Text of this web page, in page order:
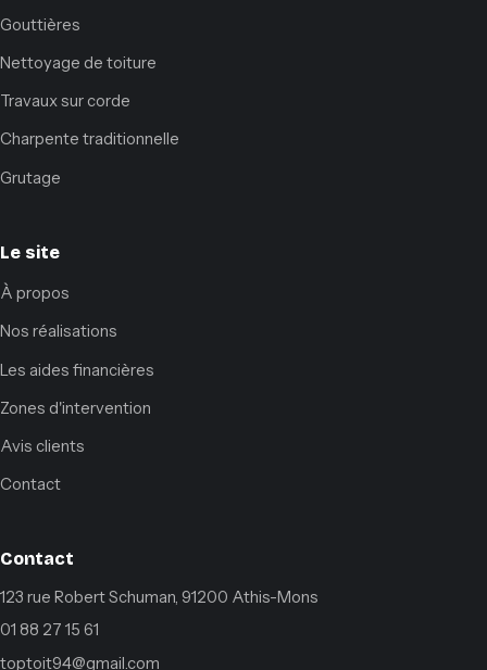
Gouttières
Nettoyage de toiture
Travaux sur corde
Charpente traditionnelle
Grutage
Le site
À propos
Nos réalisations
Les aides financières
Zones d'intervention
Avis clients
Contact
Contact
123 rue Robert Schuman, 91200 Athis-Mons
01 88 27 15 61
toptoit94@gmail.com